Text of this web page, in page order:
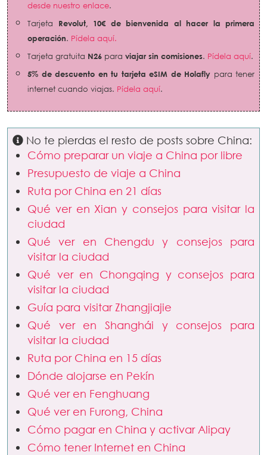
desde nuestro enlace.
Tarjeta Revolut, 10€ de bienvenida al hacer la primera
operación. Pídela aquí.
Tarjeta gratuita N26 para viajar sin comisiones. Pídela aquí.
5% de descuento en tu tarjeta eSIM de Holafly para tener
internet cuando viajas. Pídela aquí.
No te pierdas el resto de posts sobre China:
Cómo preparar un viaje a China por libre
Presupuesto de viaje a China
Ruta por China en 21 días
Qué ver en Xian y consejos para visitar la
ciudad
Qué ver en Chengdu y consejos para
visitar la ciudad
Qué ver en Chongqing y consejos para
visitar la ciudad
Guía para visitar Zhangjiajie
Qué ver en Shanghái y consejos para
visitar la ciudad
Ruta por China en 15 días
Dónde alojarse en Pekín
Qué ver en Fenghuang
Qué ver en Furong, China
Cómo pagar en China y activar Alipay
Cómo tener Internet en China